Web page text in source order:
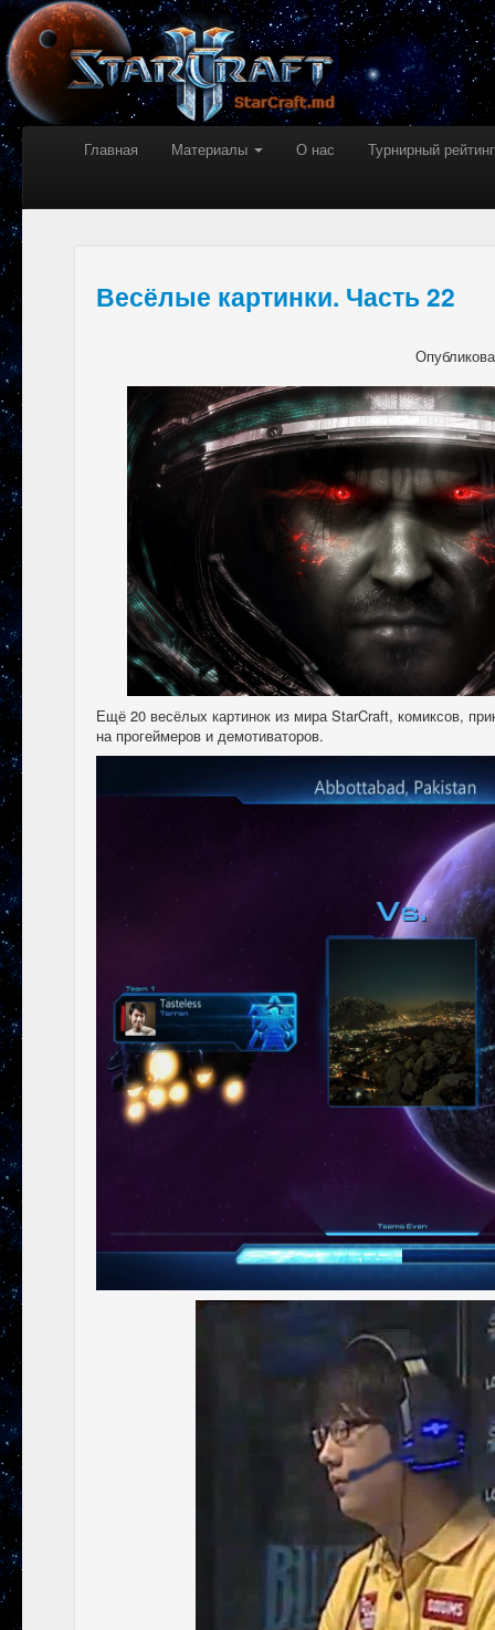
Главная Материалы О нас Турнирный рейтинг
Весёлые картинки. Часть 22
Ещё 20 весёлых картинок из мира StarCraft, комиксов,
на прогеймеров и демотиваторов.